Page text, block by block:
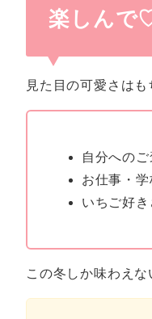
楽しんで
見た目の可愛さは
自分への
お仕事・
いちご好
この冬しか味わえ